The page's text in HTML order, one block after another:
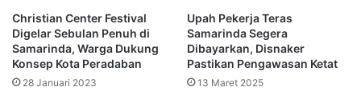
dan Rendah Hati
Saefuddin meminta para wisudawan terus menjaga hafalan
setelah menyelesaikan pendidikan. Ia juga mengajak
mereka untuk rutin melakukan murajaah dan menambah
Christian Center Festival
Digelar Sebulan Penuh di
Samarinda, Warga Dukung
Konsep Kota Peradaban
28 Januari 2023
Upah Pekerja Teras
Samarinda Segera
Dibayarkan, Disnaker
Pastikan Pengawasan Ketat
13 Maret 2025